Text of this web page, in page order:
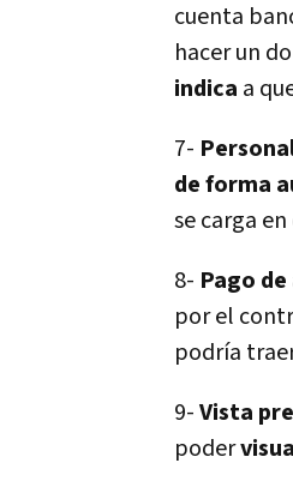
cuenta
hacer un
indica a
7-
de forma
se carga
8- Pago
por el
podrí­a
9-Vista
poder